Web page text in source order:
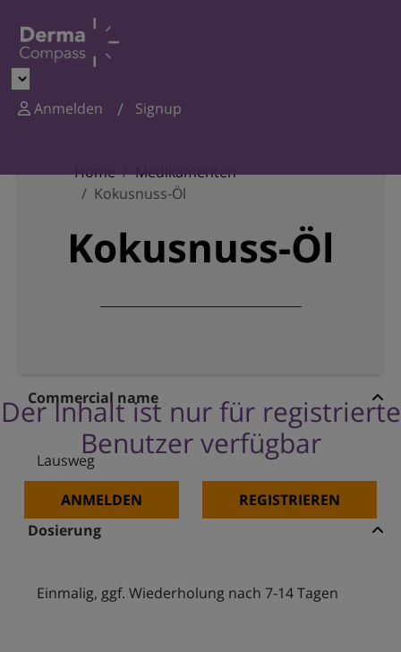
Anmelden Signup
Home
Medikamenten
Kokusnuss-Öl
Kokusnuss-Öl
Der Inhalt ist nur für registrierte
Benutzer verfügbar
ANMELDEN REGISTRIEREN
Commercial name
Lausweg
Dosierung
Einmalig, ggf. Wiederholung nach 7-14 Tagen